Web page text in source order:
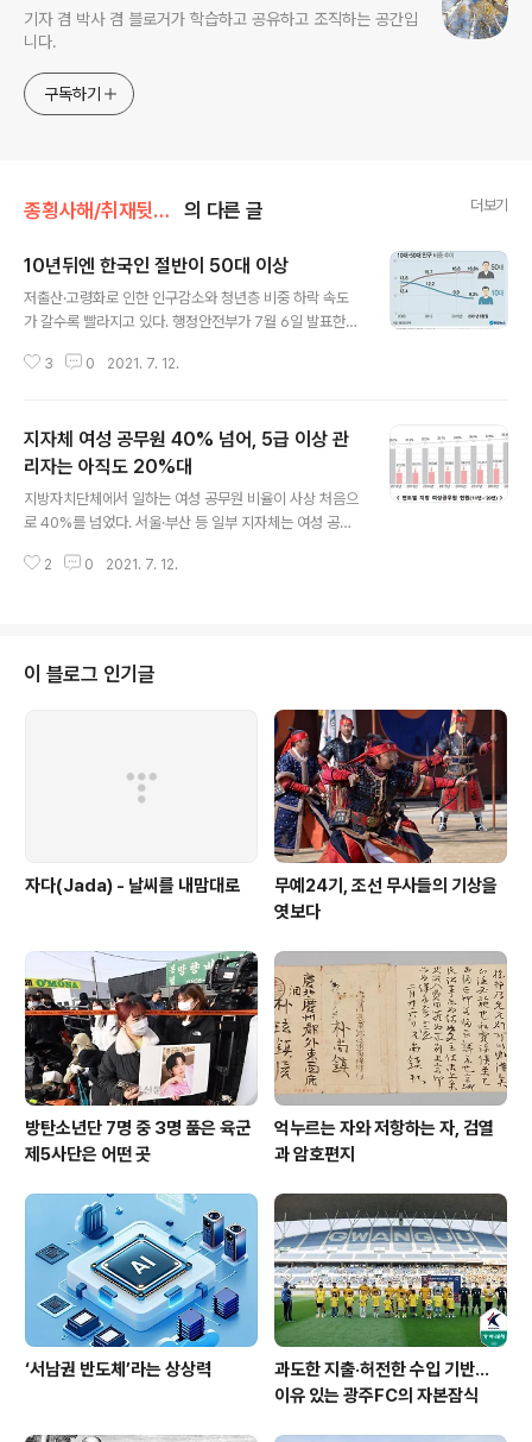
기자 겸 박사 겸 블로거가 학습하고 공유하고 조직하는 공간입
니다.
구독하기
종횡사해/취재뒷얘기 의 다른 글 더보기
10년뒤엔 한국인 절반이 50대 이상
저출산·고령화로 인한 인구감소와 청년층 비중 하락 속도
가 갈수록 빨라지고 있다. 행정안전부가 7월 6일 발표한
민등록 인구는 5167만 2400명이었으며, 이 가운데 196
이 높아지고 있다. 출산율이 상대적으로 높은 40~50대가
전체 인구에서 차지하는 비중도 32.5%나 됐다. 출산율이
감소하기 시작한 연령대인 20~30대는 26.2%에 그쳤다.
10대는 2008년 13.8%, 2013년 12.2%, 2018년 9.
9%, 2021년 9.2%로 비중 갈수록 줄어들고 있다. 10대
이하는 16.6%로 50대와 비중이 같..
3 0 2021. 7. 12.
지자체 여성 공무원 40% 넘어, 5급 이상 관
리자는 아직도 20%대
지방자치단체에서 일하는 여성 공무원 비율이 사상 처음으
로 40%를 넘었다. 서울·부산 등 일부 지자체는 여성 공무
10년 사이에 두 배 넘게 늘었는데도 여전히 20%에 그쳤
부산(52.6%), 서울(50.1%)은 전국 최초로 여성공무원 비
중이 절반을 넘었다. 여성 공무원 비중은 2011년(8만 42
39명)에 30%였던 것과 비교하면 10년만에 15.6% 포인
트나 증가했다. 특히 지난해 신규 채용된 공무원 가운데 여
성 비중이 7급 52.1%, 9급 57.1%로 절반이 훌쩍 넘는..
2 0 2021. 7. 12.
이 블로그 인기글
자다(Jada) - 날씨를 내맘대로
무예24기, 조선 무사들의 기상을
엿보다
방탄소년단 7명 중 3명 품은 육군
제5사단은 어떤 곳
억누르는 자와 저항하는 자, 검열
과 암호편지
‘서남권 반도체’라는 상상력
과도한 지출·허전한 수입 기반…
이유 있는 광주FC의 자본잠식